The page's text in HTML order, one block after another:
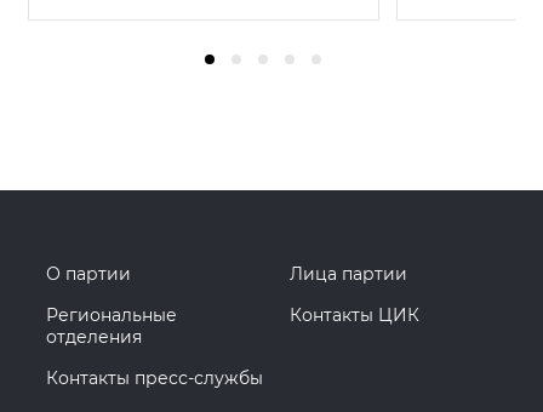
О партии
Лица партии
Региональные
отделения
Контакты ЦИК
Контакты пресс-службы